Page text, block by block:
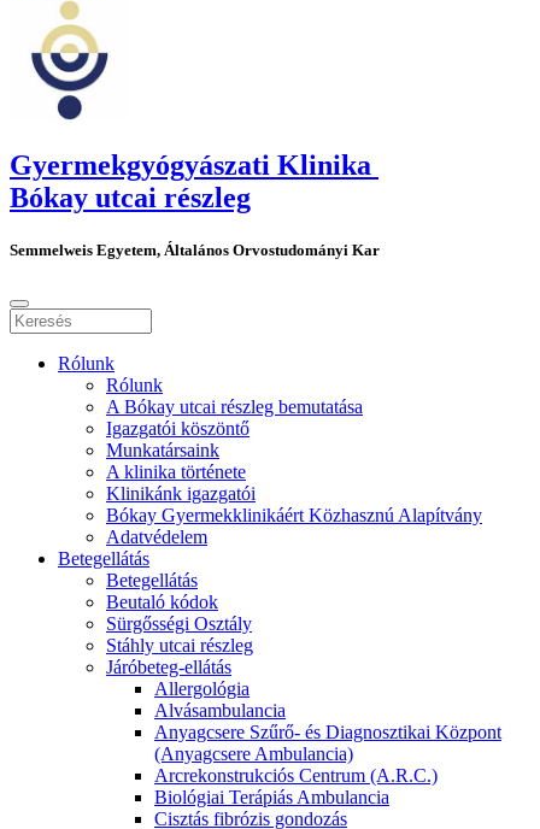
Gyermekgyógyászati Klinika
Bókay utcai részleg
Semmelweis Egyetem, Általános Orvostudományi Kar
Rólunk
Rólunk
A Bókay utcai részleg bemutatása
Igazgatói köszöntő
Munkatársaink
A klinika története
Klinikánk igazgatói
Bókay Gyermekklinikáért Közhasznú Alapítvány
Adatvédelem
Betegellátás
Betegellátás
Beutaló kódok
Sürgősségi Osztály
Stáhly utcai részleg
Járóbeteg-ellátás
Allergológia
Alvásambulancia
Anyagcsere Szűrő- és Diagnosztikai Központ
(Anyagcsere Ambulancia)
Arcrekonstrukciós Centrum (A.R.C.)
Biológiai Terápiás Ambulancia
Cisztás fibrózis gondozás